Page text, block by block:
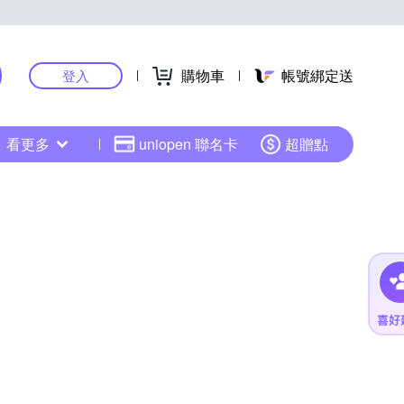
登入 購物車 帳號綁定送
看更多 uniopen 聯名卡 超贈點